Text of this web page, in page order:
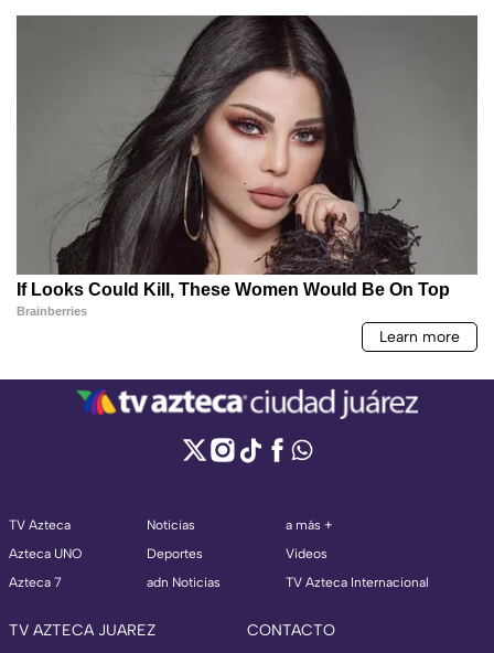
TV Azteca
Azteca UNO
Azteca 7
Noticias
Deportes
adn Noticias
a más +
Videos
TV Azteca Internacional
TV AZTECA JUAREZ CONTACTO